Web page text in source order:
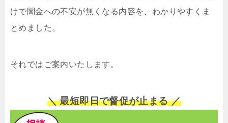
けで闇金への不安が無くなる内容を、わかりやすくま
とめました。
それではご案内いたします。
＼ 最短即日で督促が止まる ／